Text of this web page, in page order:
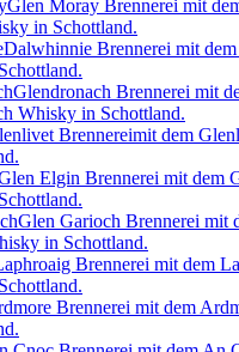
Glen Moray Brennerei mit
in Schottland.
Dalwhinnie Brennerei mit
Glendronach Brennerei mit
Whisky in Schottland.
Brennereimit dem
Elgin Brennerei mit dem
Glen Garioch Brennerei mit
in Schottland.
Brennerei mit dem
Brennerei mit dem